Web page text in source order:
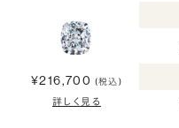
¥216,700 (税込)
詳しく見る